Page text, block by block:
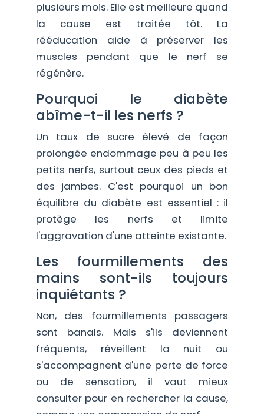
plusieurs mois. Elle est meilleure quand
la cause est traitée tôt. La
rééducation aide à préserver les
muscles pendant que le nerf se
régénère.
Pourquoi le diabète
abîme-t-il les nerfs ?
Un taux de sucre élevé de façon
prolongée endommage peu à peu les
petits nerfs, surtout ceux des pieds et
des jambes. C'est pourquoi un bon
équilibre du diabète est essentiel : il
protège les nerfs et limite
l'aggravation d'une atteinte existante.
Les fourmillements des
mains sont-ils toujours
inquiétants ?
Non, des fourmillements passagers
sont banals. Mais s'ils deviennent
fréquents, réveillent la nuit ou
s'accompagnent d'une perte de force
ou de sensation, il vaut mieux
consulter pour en rechercher la cause,